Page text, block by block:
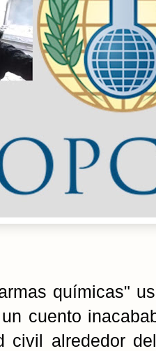
químicas"
cuento
civil alrededor